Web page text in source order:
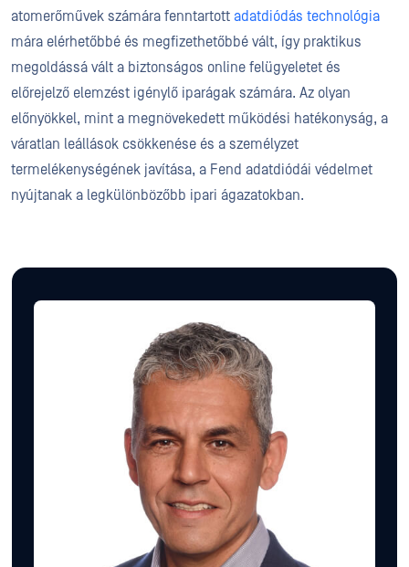
atomerőművek számára fenntartott adatdiódás technológia
mára elérhetőbbé és megfizethetőbbé vált, így praktikus
megoldássá vált a biztonságos online felügyeletet és
előrejelző elemzést igénylő iparágak számára. Az olyan
előnyökkel, mint a megnövekedett működési hatékonyság, a
váratlan leállások csökkenése és a személyzet
termelékenységének javítása, a Fend adatdiódái védelmet
nyújtanak a legkülönbözőbb ipari ágazatokban.